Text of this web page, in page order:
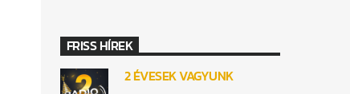
FRISS HÍREK
2 ÉVESEK VAGYUNK